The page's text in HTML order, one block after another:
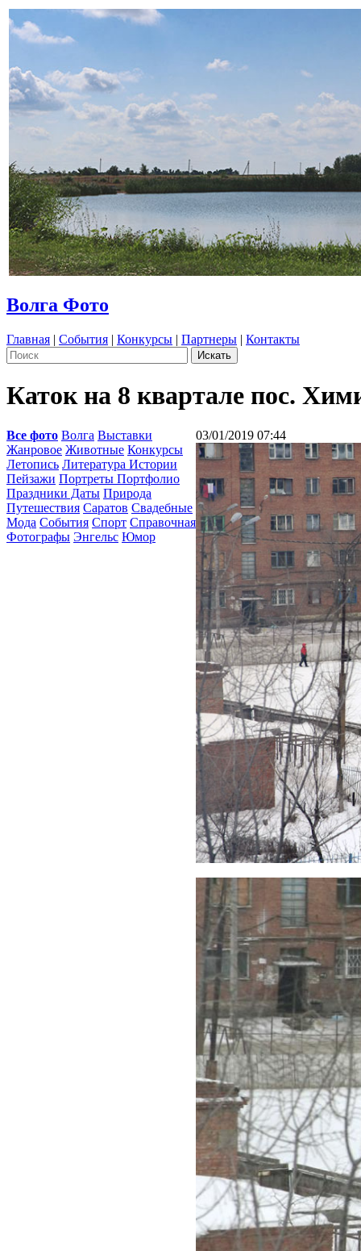
Волга Фото
Главная | События | Конкурсы | Партнеры | Контакты
Каток на 8 квартале пос.
Все фото Волга Выставки
Жанровое Животные Конкурсы
Летопись Литература Истории
Пейзажи Портреты Портфолио
Праздники Даты Природа
Путешествия Саратов Свадебные
Мода События Спорт Справочная
Фотографы Энгельс Юмор
03/01/2019 07:44